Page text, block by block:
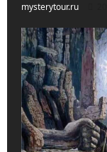
mysterytour.ru